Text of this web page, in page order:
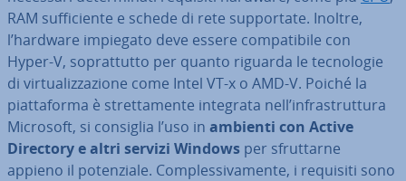
RAM suf­fi­cien­te e schede di rete sup­por­ta­te. Inoltre,
l’hardware impiegato deve essere com­pa­ti­bi­le con
Hyper-V, so­prat­tut­to per quanto riguarda le tec­no­lo­gie
di vir­tua­liz­za­zio­ne come Intel VT-x o AMD-V. Poiché la
piat­ta­for­ma è stret­ta­men­te integrata nell’in­fra­strut­tu­ra
Microsoft, si consiglia l’uso in ambienti con Active
Directory e altri servizi Windows per sfrut­tar­ne
appieno il po­ten­zia­le. Com­ples­si­va­men­te, i requisiti sono